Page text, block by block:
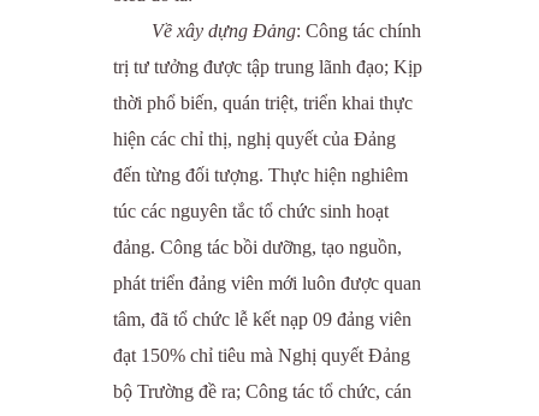
Về xây dựng Đảng: Công tác chính
trị tư tưởng được tập trung lãnh đạo; Kịp
thời phổ biến, quán triệt, triển khai thực
hiện các chỉ thị, nghị quyết của Đảng
đến từng đối tượng. Thực hiện nghiêm
túc các nguyên tắc tổ chức sinh hoạt
đảng. Công tác bồi dưỡng, tạo nguồn,
phát triển đảng viên mới luôn được quan
tâm, đã tổ chức lễ kết nạp 09 đảng viên
đạt 150% chỉ tiêu mà Nghị quyết Đảng
bộ Trường đề ra; Công tác tổ chức, cán